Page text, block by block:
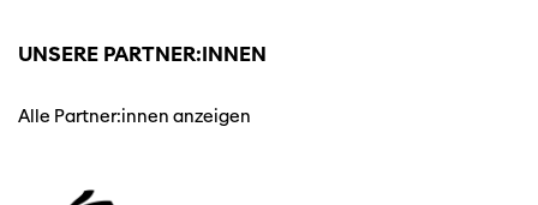
UNSERE PARTNER:INNEN
Alle Partner:innen anzeigen